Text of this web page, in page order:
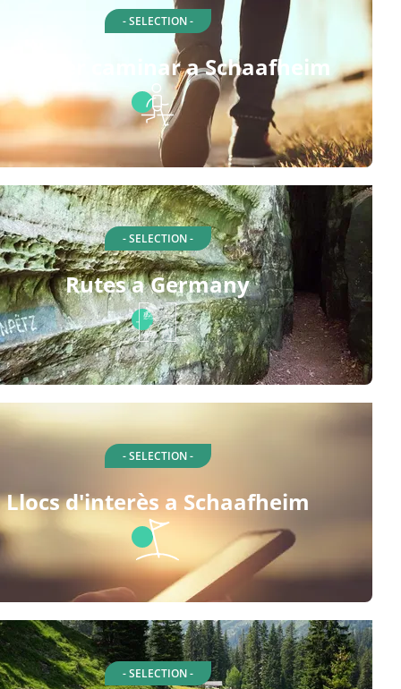
- SELECTION -
per caminar a Schaafheim
- SELECTION -
Rutes a Germany
- SELECTION -
Llocs d'interès a Schaafheim
- SELECTION -